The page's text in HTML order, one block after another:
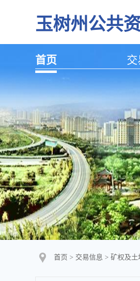
玉树州公共
首页
首页 > 交易信息 > 矿权及土